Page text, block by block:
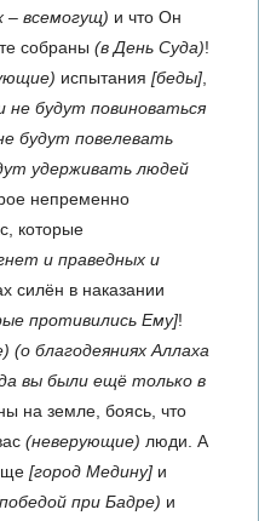
– всемогущ) и что Он
собраны (в День Суда)!
испытания [беды]
не будут повиноваться
будут повелевать
удерживать людей
непременно
которые
и праведных и
силён в наказании
противились Ему]!
(о благодеяниях Аллаха
вы были ещё только в
на земле, боясь, что
(неверующие) люди. А
[город Медину] и
при Бадре) и